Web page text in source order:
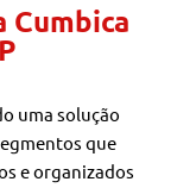
Cumbica
uma solução
que
e organizados